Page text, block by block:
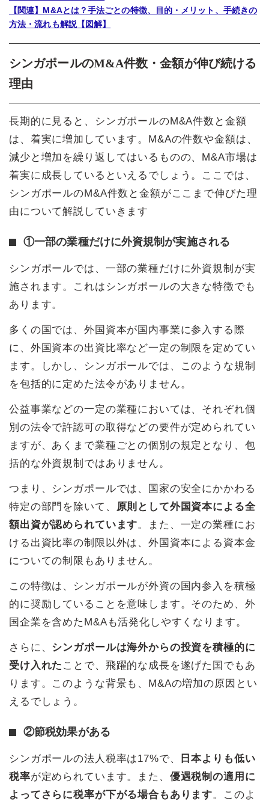
【関連】M&Aとは？手法ごとの特徴、目的・メリット、手続きの
方法・流れも解説【図解】
シンガポールのM&A件数・金額が伸び続ける
理由
長期的に見ると、シンガポールのM&A件数と金額
は、着実に増加しています。M&Aの件数や金額は、
減少と増加を繰り返してはいるものの、M&A市場は
着実に成長しているといえるでしょう。ここでは、
シンガポールのM&A件数と金額がここまで伸びた理
由について解説していきます
①一部の業種だけに外資規制が実施される
シンガポールでは、一部の業種だけに外資規制が実
施されます。これはシンガポールの大きな特徴でも
あります。
多くの国では、外国資本が国内事業に参入する際
に、外国資本の出資比率など一定の制限を定めてい
ます。しかし、シンガポールでは、このような規制
を包括的に定めた法令がありません。
公益事業などの一定の業種においては、それぞれ個
別の法令で許認可の取得などの要件が定められてい
ますが、あくまで業種ごとの個別の規定となり、包
括的な外資規制ではありません。
つまり、シンガポールでは、国家の安全にかかわる
特定の部門を除いて、
原則として外国資本による全
額出資が認められています。また、一定の業種にお
ける出資比率の制限以外は、外国資本による資本金
についての制限もありません。
この特徴は、シンガポールが外資の国内参入を積極
的に奨励していることを意味します。そのため、外
国企業を含めたM&Aも活発化しやすくなります。
さらに、 シンガポールは海外からの投資を積極的に
受け入れた ことで、飛躍的な成長を遂げた国でもあ
ります。このような背景も、M&Aの増加の原因とい
えるでしょう。
②節税効果がある
シンガポールの法人税率は17%で、
日本よりも低い
税率が定められています。また、 優遇税制の適用に
よってさらに税率が下がる場合もあります。このよ